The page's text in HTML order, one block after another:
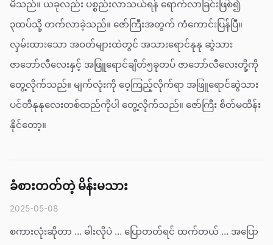
မိသည်။ ယခုလည်း ပစ္စည်းလာသယ်ရန် ရောက်လာခြင်းဖြစ်၍
၃ထပ်သို့ တက်လာခဲ့သည်။ ဇော်ကြီးအတွက် ကံကောင်းပြန်ပြီ။
လှမ်းထားသော အဝတ်များထဲတွင် အသားရောင်နုနု ဆွဲသား
ဇာဘော်လီလေးနှင့် အဖြူရောင်ချိတ်၅ခုတပ် ဇာဘော်လီလေးတို့ကို
တွေ့လိုက်သည်။ မျက်လုံးကို ဝေ့ကြည့်လိုက်ရာ အဖြူရောင်ဆွဲသား
ပင်တီနုနုလေးတစ်ထည်ကိုပါ တွေ့လိုက်သည်။ ဇော်ကြီး စိတ်မထိန်း
နိုင်တော့။
ခံစားတတ်တဲ့ မိန်းမသား
2025-05-08
စကားလုံးဆိုတာ … ဓါးလိုပဲ … ပြောတတ်ရင် ထက်တယ် … အပြော